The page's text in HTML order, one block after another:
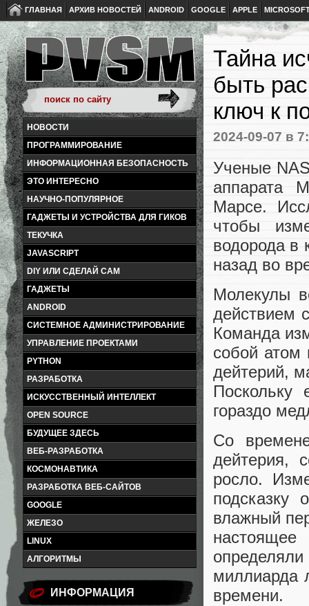
ГЛАВНАЯ АРХИВ НОВОСТЕЙ ANDROID GOOGLE APPLE
НОВОСТИ
ПРОГРАММИРОВАНИЕ
ИНФОРМАЦИОННАЯ БЕЗОПАСНОСТЬ
ЭТО ИНТЕРЕСНО
НАУЧНО-ПОПУЛЯРНОЕ
ГАДЖЕТЫ И УСТРОЙСТВА ДЛЯ ГИКОВ
ТЕКУЧКА
JAVASCRIPT
DIY ИЛИ СДЕЛАЙ САМ
ГАДЖЕТЫ
ANDROID
СИСТЕМНОЕ АДМИНИСТРИРОВАНИЕ
УПРАВЛЕНИЕ ПРОЕКТАМИ
PYTHON
РАЗРАБОТКА
ИСКУССТВЕННЫЙ ИНТЕЛЛЕКТ
OPEN SOURCE
БУДУЩЕЕ ЗДЕСЬ
ВЕБ-РАЗРАБОТКА
КОСМОНАВТИКА
РАЗРАБОТКА ВЕБ-САЙТОВ
GOOGLE
ЖЕЛЕЗО
LINUX
АЛГОРИТМЫ
ИНФОРМАЦИЯ
Тайна
быть
ключ к
2024-09-07 в
Ученые
аппарата
Марсе.
чтобы
водорода в
назад во
Молекулы
действием
Команда
собой атом
дейтерий,
Поскольку
гораздо
Со
дейтерия,
росло.
подсказку
влажный
миллиарда
времени.